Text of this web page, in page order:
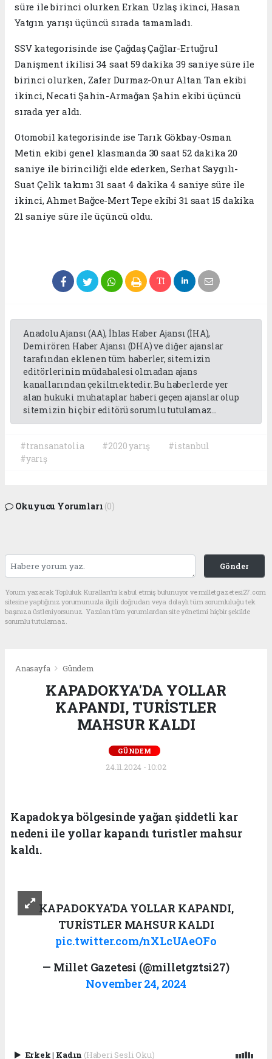
süre ile birinci olurken Erkan Uzlaş ikinci, Hasan
Yatgın yarışı üçüncü sırada tamamladı.
SSV kategorisinde ise Çağdaş Çağlar-Ertuğrul
Danişment ikilisi 34 saat 59 dakika 39 saniye süre ile
birinci olurken, Zafer Durmaz-Onur Altan Tan ekibi
ikinci, Necati Şahin-Armağan Şahin ekibi üçüncü
sırada yer aldı.
Otomobil kategorisinde ise Tarık Gökbay-Osman
Metin ekibi genel klasmanda 30 saat 52 dakika 20
saniye ile birinciliği elde ederken, Serhat Saygılı-
Suat Çelik takımı 31 saat 4 dakika 4 saniye süre ile
ikinci, Ahmet Bağce-Mert Tepe ekibi 31 saat 15 dakika
21 saniye süre ile üçüncü oldu.
Anadolu Ajansı (AA), İhlas Haber Ajansı (İHA),
Demirören Haber Ajansı (DHA) ve diğer ajanslar
tarafından eklenen tüm haberler, sitemizin
editörlerinin müdahalesi olmadan ajans
kanallarından çekilmektedir. Bu haberlerde yer
alan hukuki muhataplar haberi geçen ajanslar olup
sitemizin hiç bir editörü sorumlu tutulamaz...
#transanatolia #2020 yarış
#istanbul
#yarış
Okuyucu Yorumları (0)
Gönder
Yorum yazarak Topluluk Kuralları’nı kabul etmiş bulunuyor ve milletgazetesi27.com
sitesine yaptığınız yorumunuzla ilgili doğrudan veya dolaylı tüm sorumluluğu tek
başınıza üstleniyorsunuz. Yazılan tüm yorumlardan site yönetimi hiçbir şekilde
sorumlu tutulamaz.
Anasayfa Gündem
KAPADOKYA'DA YOLLAR
KAPANDI, TURİSTLER
MAHSUR KALDI
GÜNDEM
24.11.2024 - 10:02
Kapadokya bölgesinde yağan şiddetli kar
nedeni ile yollar kapandı turistler mahsur
kaldı.
KAPADOKYA'DA YOLLAR KAPANDI,
TURİSTLER MAHSUR KALDI
pic.twitter.com/nXLcUAeOFo
— Millet Gazetesi (@milletgztsi27)
November 24, 2024
Erkek| Kadın (Haberi Sesli Oku)